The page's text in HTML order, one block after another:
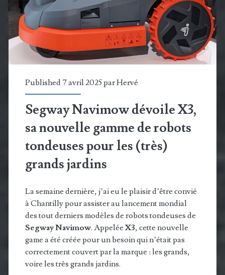
Matter
fabricants
sont
au
rendez-
vous !
Published 7 avril 2025 parHervé
Segway Navimow dévoile X3,
sa nouvelle gamme de robots
tondeuses pour les (très)
grands jardins
La semaine dernière, j’ai eu le plaisir d’être convié
à Chantilly pour assister au lancement mondial
des tout derniers modèles de robots tondeuses de
Segway Navimow. Appelée X3, cette nouvelle
game a été créée pour un besoin qui n’était pas
correctement couvert par la marque : les grands,
voire les très grands jardins.